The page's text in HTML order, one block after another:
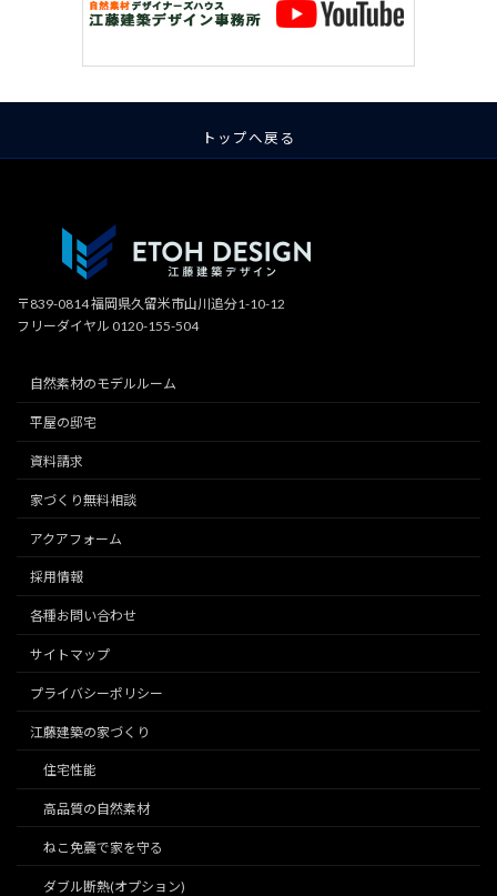
トップへ戻る
〒839-0814 福岡県久留米市山川追分1-10-12
フリーダイヤル 0120-155-504
自然素材のモデルルーム
平屋の邸宅
資料請求
家づくり無料相談
アクアフォーム
採用情報
各種お問い合わせ
サイトマップ
プライバシーポリシー
江藤建築の家づくり
住宅性能
高品質の自然素材
ねこ免震で家を守る
ダブル断熱(オプション)